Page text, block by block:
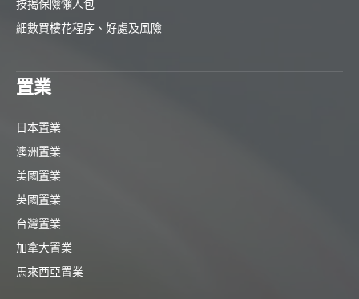
按揭保險懶人包
細數買樓花程序、好處及風險
置業
日本置業
澳洲置業
美國置業
英國置業
台灣置業
加拿大置業
馬來西亞置業